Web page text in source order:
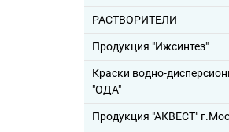
РАСТВОРИТЕЛИ
Продукция "Ижсинтез"
Краски водно-
"ОДА"
Продукция "АКВЕСТ"